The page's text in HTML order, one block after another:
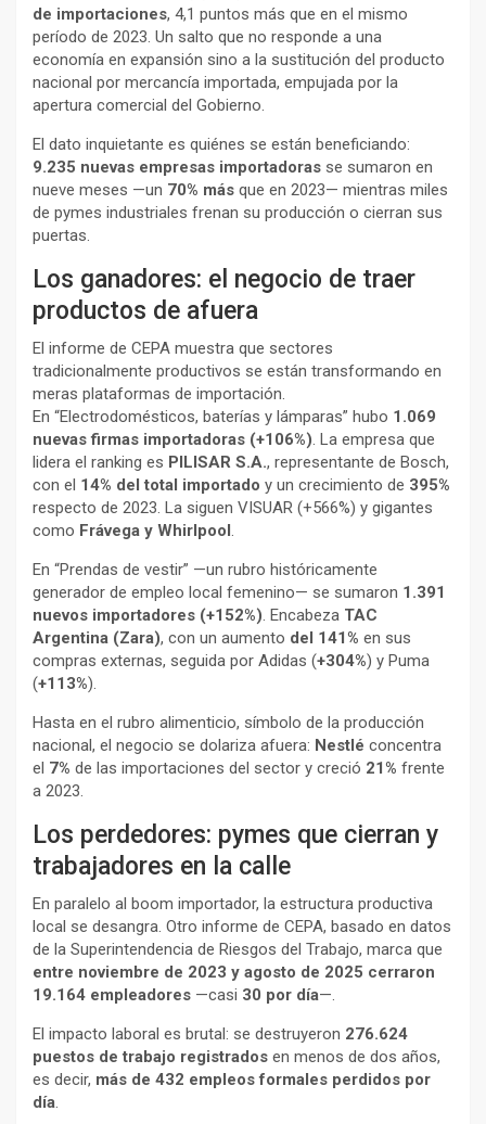
de importaciones, 4,1 puntos más que en el mismo
período de 2023. Un salto que no responde a una
economía en expansión sino a la sustitución del producto
nacional por mercancía importada, empujada por la
apertura comercial del Gobierno.
El dato inquietante es quiénes se están beneficiando:
9.235 nuevas empresas importadoras se sumaron en
nueve meses —un 70% más que en 2023— mientras miles
de pymes industriales frenan su producción o cierran sus
puertas.
Los ganadores: el negocio de traer
productos de afuera
El informe de CEPA muestra que sectores
tradicionalmente productivos se están transformando en
meras plataformas de importación.
En “Electrodomésticos, baterías y lámparas” hubo 1.069
nuevas firmas importadoras (+106%). La empresa que
lidera el ranking es PILISAR S.A., representante de Bosch,
con el 14% del total importado y un crecimiento de 395%
respecto de 2023. La siguen VISUAR (+566%) y gigantes
como Frávega y Whirlpool .
En “Prendas de vestir” —un rubro históricamente
generador de empleo local femenino— se sumaron 1.391
nuevos importadores (+152%). Encabeza TAC
Argentina (Zara), con un aumento del 141% en sus
compras externas, seguida por Adidas (+304%) y Puma
(+113%).
Hasta en el rubro alimenticio, símbolo de la producción
nacional, el negocio se dolariza afuera: Nestlé concentra
el 7% de las importaciones del sector y creció 21% frente
a 2023.
Los perdedores: pymes que cierran y
trabajadores en la calle
En paralelo al boom importador, la estructura productiva
local se desangra. Otro informe de CEPA, basado en datos
de la Superintendencia de Riesgos del Trabajo, marca que
entre noviembre de 2023 y agosto de 2025 cerraron
19.164 empleadores —casi 30 por día—.
El impacto laboral es brutal: se destruyeron 276.624
puestos de trabajo registrados en menos de dos años,
es decir, más de 432 empleos formales perdidos por
día.